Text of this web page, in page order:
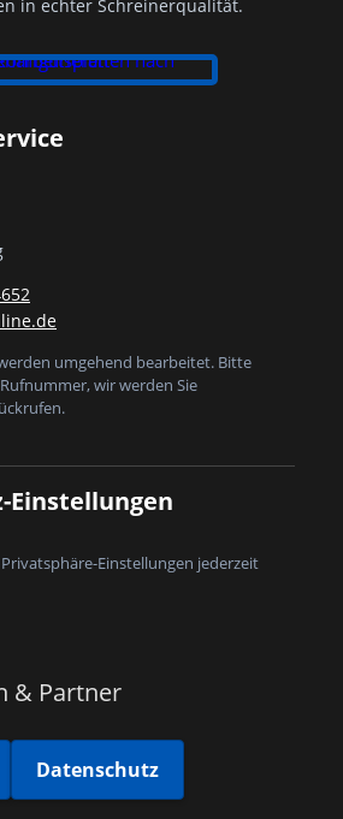
in echter Schreinerqualität.
umgehend bearbeitet. Bitte
wir werden Sie
Einstellungen
Einstellungen jederzeit
& Partner
Datenschutz